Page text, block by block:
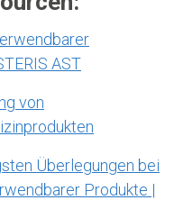
AST
von
Überlegungen bei
Produkte |